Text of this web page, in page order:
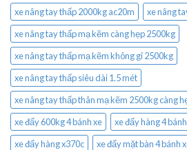
xe nâng tay thấp 2000kg ac20m
xe nâng
xe nâng tay thấp mạ kẽm càng hẹp 2500kg
xe nâng tay thấp mạ kẽm không gỉ 2500kg
xe nâng tay thấp siêu dài 1.5 mét
xe nâng tay thấp thân mạ kẽm 2500kg càng
xe đẩy 600kg 4 bánh xe
xe đẩy hàng 4
xe đẩy hàng x370c
xe đẩy mặt bàn 4 bánh